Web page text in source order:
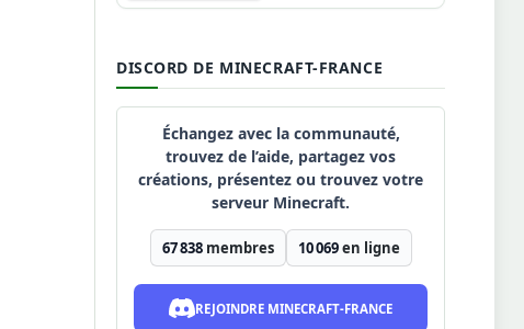
DISCORD DE MINECRAFT-FRANCE
Échangez avec la communauté,
trouvez de l’aide, partagez vos
créations, présentez ou trouvez votre
serveur Minecraft.
67 838membres 10 069en ligne
REJOINDRE MINECRAFT-FRANCE